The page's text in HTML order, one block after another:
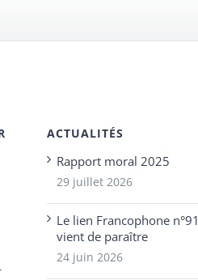
ACTUALITÉS
Rapport moral 2025
29 juillet 2026
Le lien Francophone n°91
vient de paraître
24 juin 2026